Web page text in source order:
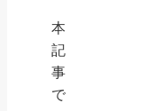
本
記
事
で